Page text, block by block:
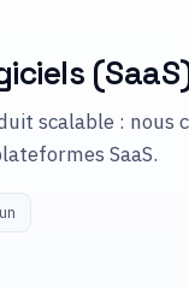
scalable : nous
SaaS.